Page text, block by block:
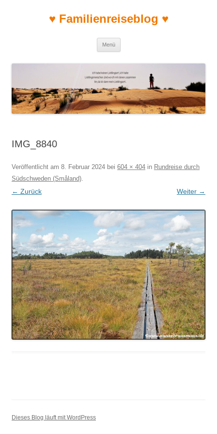
♥ Familienreiseblog ♥
Menü
IMG_8840
Veröffentlicht am 8. Februar 2024 bei 604 × 404 in Rundreise durch
Südschweden (Småland).
← Zurück Weiter →
Dieses Blog läuft mit WordPress